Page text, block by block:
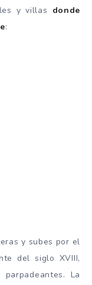
y villas donde
:
y subes por el
del siglo XVIII,
La